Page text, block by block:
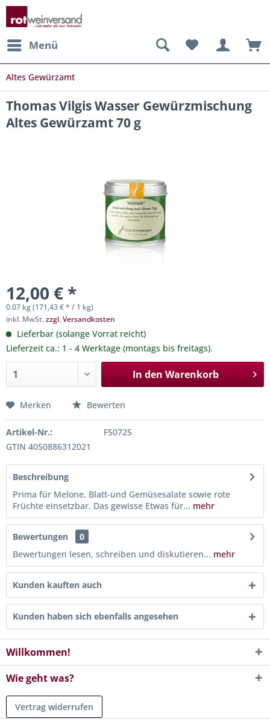
Menü
Altes Gewürzamt
Thomas Vilgis Wasser Gewürzmischung
Altes Gewürzamt 70 g
12,00 € *
0.07 kg (171,43 € * / 1 kg)
inkl. MwSt.zzgl. Versandkosten
Lieferbar (solange Vorrat reicht)
Lieferzeit ca.: 1 - 4 Werktage (montags bis freitags).
In den Warenkorb
Merken Bewerten
Artikel-Nr.:
F50725
GTIN 4050886312021
Beschreibung
Prima für Melone, Blatt-und Gemüsesalate sowie rote
Früchte einsetzbar. Das gewisse Etwas für... mehr
Bewertungen
0
Bewertungen lesen, schreiben und diskutieren... mehr
Kunden kauften auch
Kunden haben sich ebenfalls angesehen
Willkommen!
Wie geht was?
Vertrag widerrufen